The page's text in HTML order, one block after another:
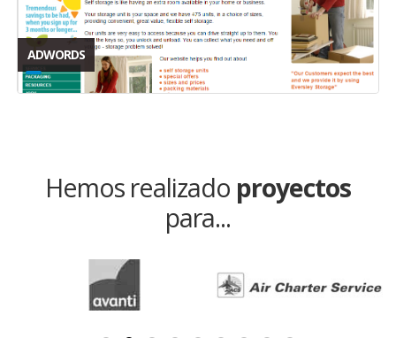
ADWORDS
Hemos realizado proyectos
para...